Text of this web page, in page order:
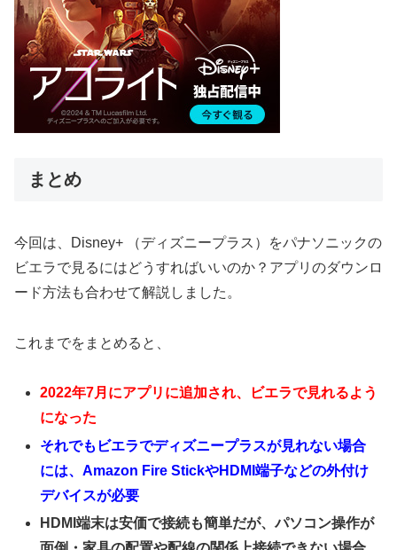
まとめ
今回は、Disney+ （ディズニープラス）をパナソニックの
ビエラで見るにはどうすればいいのか？アプリのダウンロ
ード方法も合わせて解説しました。
これまでをまとめると、
2022年7月にアプリに追加され、ビエラで見れるよう
になった
それでもビエラでディズニープラスが見れない場合
には、Amazon Fire StickやHDMI端子などの外付け
デバイスが必要
HDMI端末は安価で接続も簡単だが、パソコン操作が